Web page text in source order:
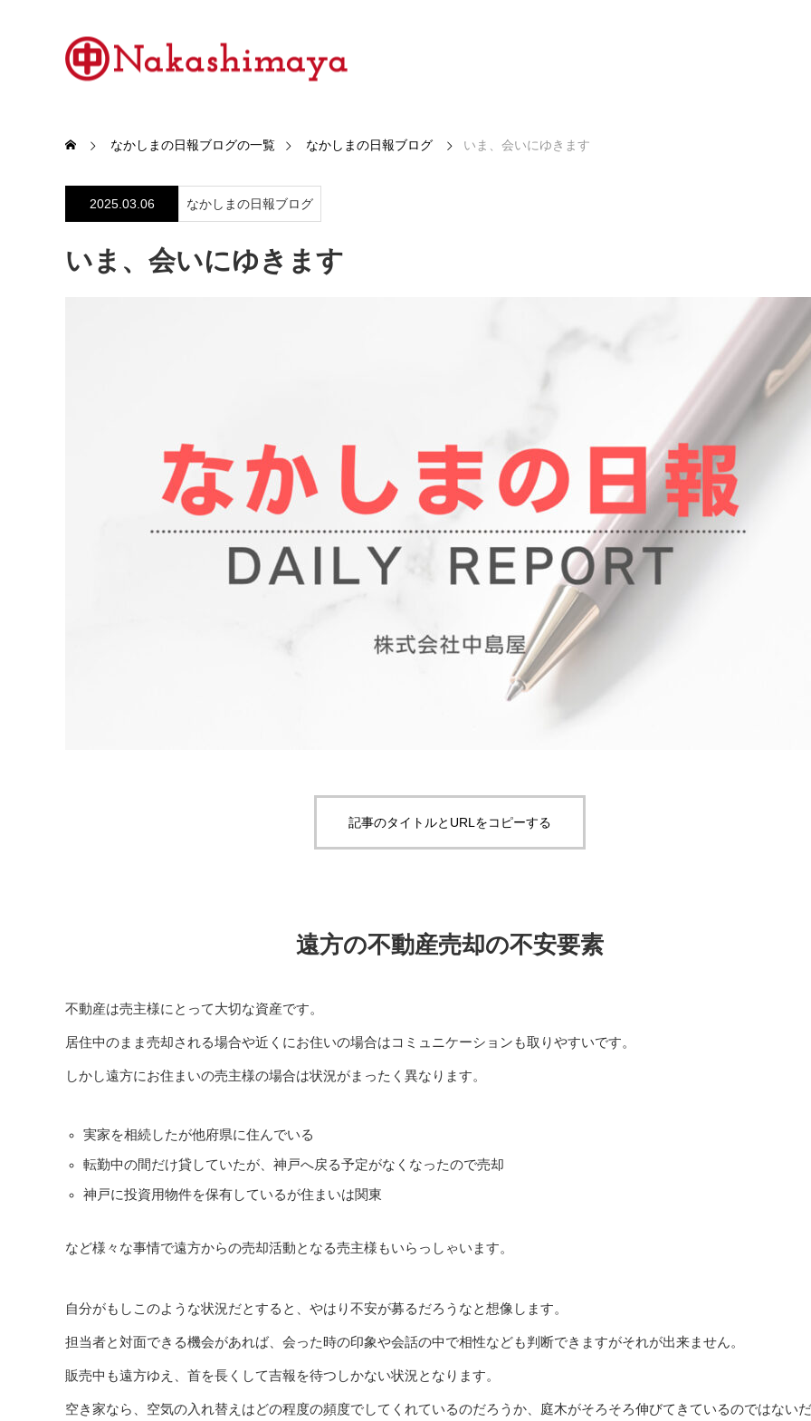
なかしまの日報ブログの一覧 なかしまの日報ブログ いま、会いにゆきます
2025.03.06 なかしまの日報ブログ
いま、会いにゆきます
記事のタイトルとURLをコピーする
遠方の不動産売却の不安要素
不動産は売主様にとって大切な資産です。
居住中のまま売却される場合や近くにお住いの場合はコミュニケーションも取りやすいです。
しかし遠方にお住まいの売主様の場合は状況がまったく異なります。
実家を相続したが他府県に住んでいる
転勤中の間だけ貸していたが、神戸へ戻る予定がなくなったので売却
神戸に投資用物件を保有しているが住まいは関東
など様々な事情で遠方からの売却活動となる売主様もいらっしゃいます。
自分がもしこのような状況だとすると、やはり不安が募るだろうなと想像します。
担当者と対面できる機会があれば、会った時の印象や会話の中で相性なども判断できますがそれが出来ません。
販売中も遠方ゆえ、首を長くして吉報を待つしかない状況となります。
空き家なら、空気の入れ替えはどの程度の頻度でしてくれているのだろうか、庭木がそろそろ伸びてきているのではない